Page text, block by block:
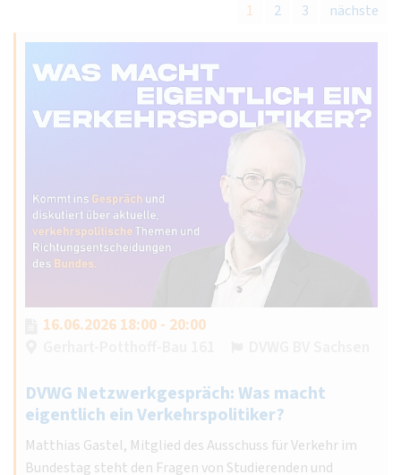
1 2 3 nächste
16.06.2026 18:00 - 20:00
DVWG Netzwerkgespräch: Was macht
eigentlich ein Verkehrspolitiker?
Matthias Gastel, Mitglied des Ausschuss für Verkehr im
Bundestag steht den Fragen von Studierenden und